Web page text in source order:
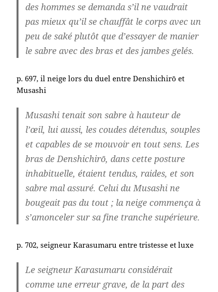
des hommes se demanda s’il ne vaudrait
pas mieux qu’il se chauffât le corps avec un
peu de saké plutôt que d’essayer de manier
le sabre avec des bras et des jambes gelés.
p. 697, il neige lors du duel entre Denshichirō et
Musashi
Musashi tenait son sabre à hauteur de
l’œil, lui aussi, les coudes détendus, souples
et capables de se mouvoir en tout sens. Les
bras de Denshichirō, dans cette posture
inhabituelle, étaient tendus, raides, et son
sabre mal assuré. Celui du Musashi ne
bougeait pas du tout ; la neige commença à
s’amonceler sur sa fine tranche supérieure.
p. 702, seigneur Karasumaru entre tristesse et luxe
Le seigneur Karasumaru considérait
comme une erreur grave, de la part des